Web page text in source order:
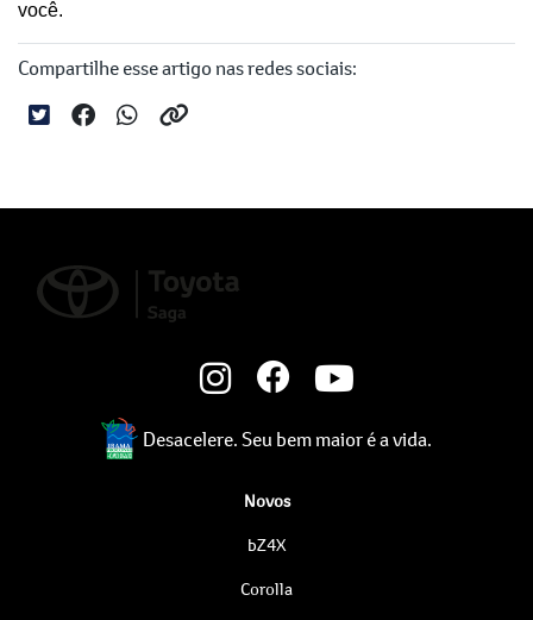
você.
Compartilhe esse artigo nas redes sociais:
Desacelere. Seu bem maior é a vida.
Novos
bZ4X
Corolla